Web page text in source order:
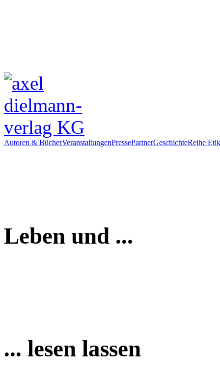
Autoren & BücherVeranstaltungenPressePartnerGeschichteReihe
Leben und ...
... lesen lassen